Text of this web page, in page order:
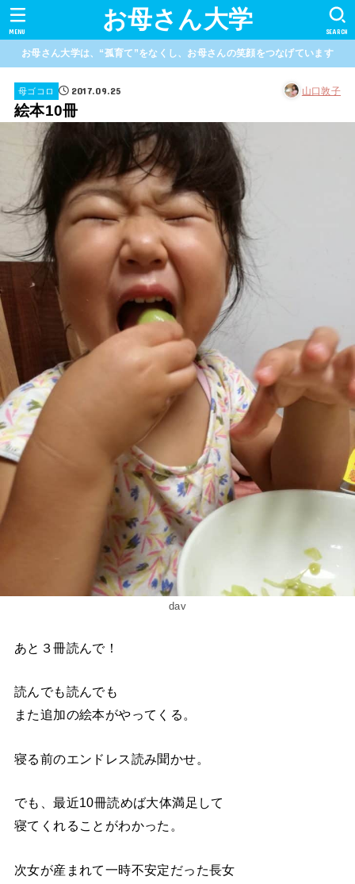
お母さん大学 SEARCH
MENU
お母さん大学は、“孤育て”をなくし、お母さんの笑顔をつなげています
母ゴコロ 2017.09.25 山口敦子
絵本10冊
dav
あと３冊読んで！
読んでも読んでも
また追加の絵本がやってくる。
寝る前のエンドレス読み聞かせ。
でも、最近10冊読めば大体満足して
寝てくれることがわかった。
次女が産まれて一時不安定だった長女